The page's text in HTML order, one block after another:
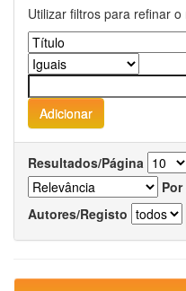
Utilizar filtros para refinar
Resultados/Página
Autores/Registo